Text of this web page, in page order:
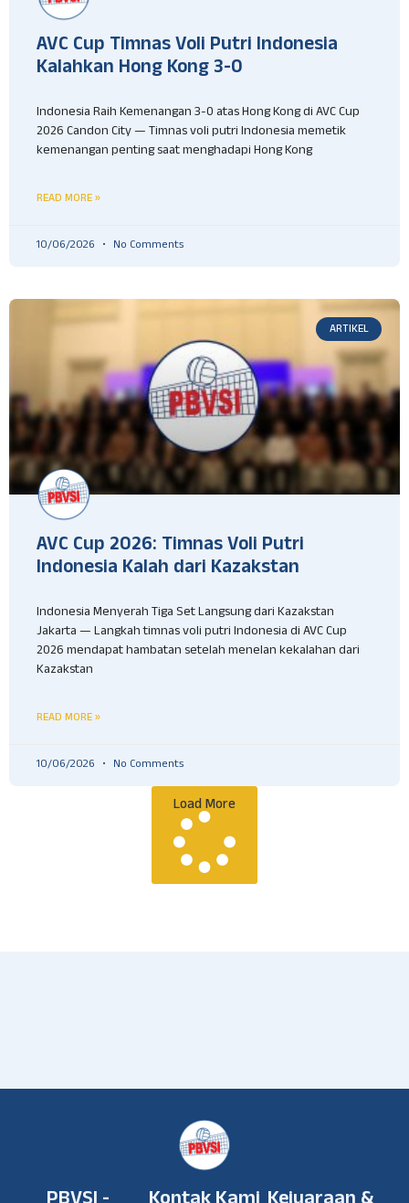
AVC Cup Timnas Voli Putri Indonesia
Kalahkan Hong Kong 3-0
Indonesia Raih Kemenangan 3-0 atas Hong Kong di AVC Cup
2026 Candon City — Timnas voli putri Indonesia memetik
kemenangan penting saat menghadapi Hong Kong
READ MORE »
10/06/2026 No Comments
ARTIKEL
AVC Cup 2026: Timnas Voli Putri
Indonesia Kalah dari Kazakstan
Indonesia Menyerah Tiga Set Langsung dari Kazakstan
Jakarta — Langkah timnas voli putri Indonesia di AVC Cup
2026 mendapat hambatan setelah menelan kekalahan dari
Kazakstan
READ MORE »
10/06/2026 No Comments
Load More